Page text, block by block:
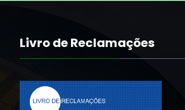
Livro de Reclamações